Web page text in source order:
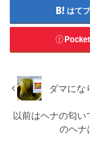
はて
Pocket
ダマにな
以前はヘナの匂い
のヘナ